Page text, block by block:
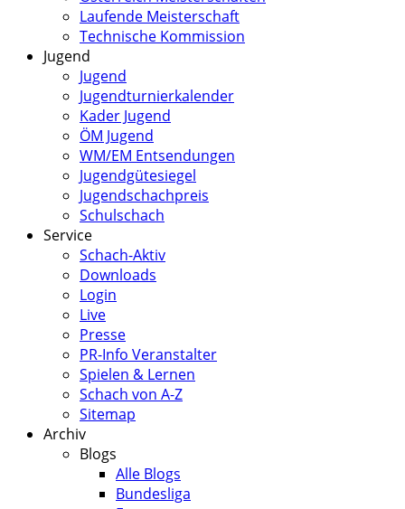
Laufende Meisterschaft
Technische Kommission
Jugend
Jugend
Jugendturnierkalender
Kader Jugend
ÖM Jugend
WM/EM Entsendungen
Jugendgütesiegel
Jugendschachpreis
Schulschach
Service
Schach-Aktiv
Downloads
Login
Live
Presse
PR-Info Veranstalter
Spielen & Lernen
Schach von A-Z
Sitemap
Archiv
Blogs
Alle Blogs
Bundesliga